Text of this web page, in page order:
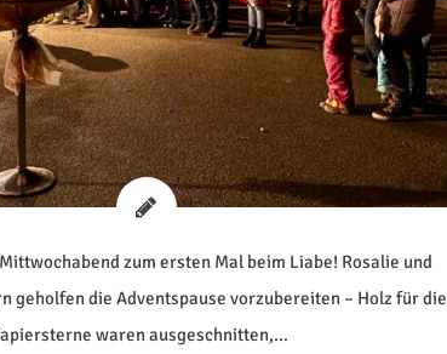
zum ersten Mal beim Liabe! Rosalie und
geholfen die Adventspause vorzubereiten – Holz für die
waren ausgeschnitten,…